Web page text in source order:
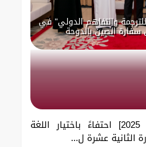
والتفاهم الدولي" في
سفارة الصين بالدوحة
الدوحة – [14 سبتمبر 2025] احتفاءً باختيار اللغة
الثانية عشرة ل...